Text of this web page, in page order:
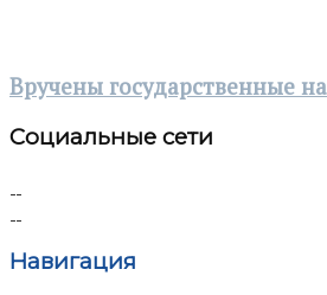
Вручены государственные
Социальные сети
Навигация